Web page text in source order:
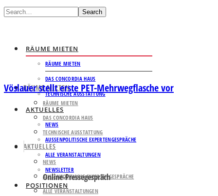
Search
RÄUME MIETEN
RÄUME MIETEN
DAS CONCORDIA HAUS
TECHNISCHE AUSSTATTUNG
AKTUELLES
NEWS
AUSSENPOLITISCHE EXPERTENGESPRÄCHE
ALLE VERANSTALTUNGEN
NEWSLETTER
POSITIONEN
RÄUME MIETEN
RÄUME MIETEN
DAS CONCORDIA HAUS
TECHNISCHE AUSSTATTUNG
AKTUELLES
NEWS
AUSSENPOLITISCHE EXPERTENGESPRÄCHE
ALLE VERANSTALTUNGEN
Vöslauer stellt erste PET-Mehrwegflasche vor
Online-Pressegespräch